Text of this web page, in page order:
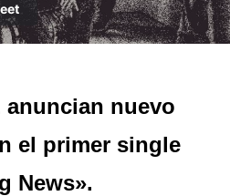
anuncian nuevo
el primer single
News».